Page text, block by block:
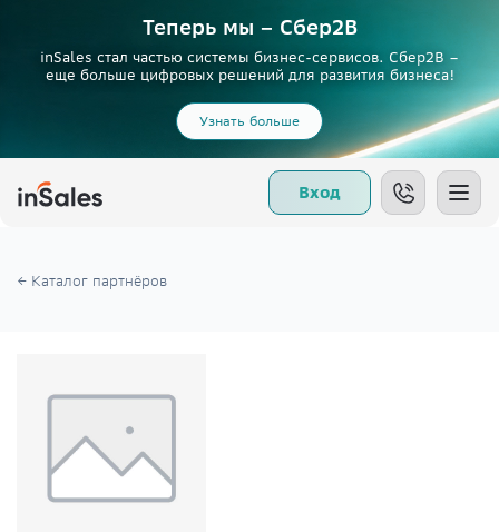
Теперь мы – Сбер2B
inSales стал частью системы бизнес-сервисов. Сбер2В –
еще больше цифровых решений для развития бизнеса!
Узнать больше
Вход
← Каталог партнёров